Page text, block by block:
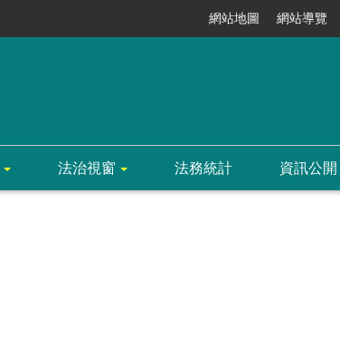
網站地圖 網站導覽
法治視窗 法務統計 資訊公開